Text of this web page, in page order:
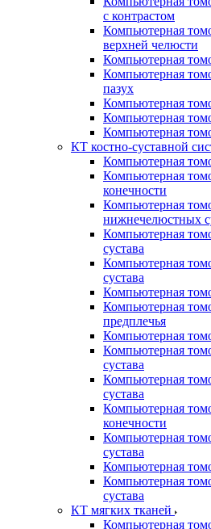
с контрастом
Компьютерная
верхней челюсти
Компьютерная
Компьютерная
пазух
Компьютерная
Компьютерная
Компьютерная
КТ костно-суставной
Компьютерная
Компьютерная
конечности
Компьютерная
нижнечелюстных
Компьютерная
сустава
Компьютерная
сустава
Компьютерная
Компьютерная
предплечья
Компьютерная
Компьютерная
сустава
Компьютерная
сустава
Компьютерная
конечности
Компьютерная
сустава
Компьютерная
Компьютерная
сустава
КТ мягких тканей
Компьютерная